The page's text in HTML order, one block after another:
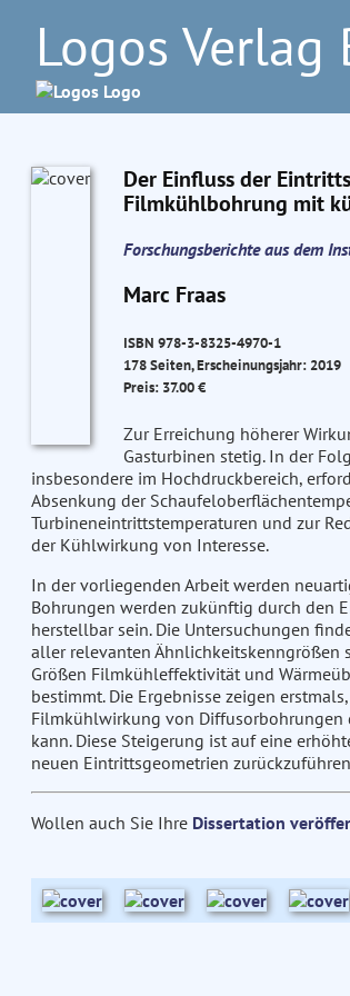
Logos Verlag
Der Einfluss der
Filmkühlbohrung mit
Forschungsberichte aus dem
Marc Fraas
ISBN 978-3-8325-4970-1
178 Seiten, Erscheinungsjahr: 2019
Preis: 37.00 €
Zur Erreichung höherer
Gasturbinen stetig. In der
insbesondere im Hochdruckbereich,
Absenkung der
Turbineneintrittstemperaturen und zur
der Kühlwirkung von Interesse.
In der vorliegenden Arbeit werden
Bohrungen werden zukünftig durch den
herstellbar sein. Die Untersuchungen
aller relevanten Ähnlichkeitskenngrößen
Größen Filmkühleffektivität und
bestimmt. Die Ergebnisse zeigen
Filmkühlwirkung von Diffusorbohrungen
kann. Diese Steigerung ist auf eine
neuen Eintrittsgeometrien
Wollen auch Sie Ihre Dissertation